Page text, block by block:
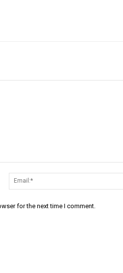
Name:*
for the next time I comment.